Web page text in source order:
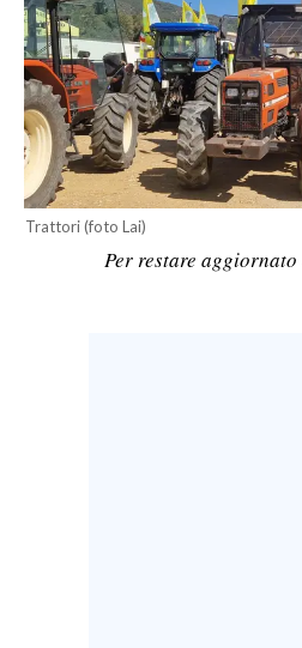
POLITICA
ECONOMIA
SERVIZI ALLE IMPRESE
LAVORO
BANDI
Trattori (foto Lai)
Per restare